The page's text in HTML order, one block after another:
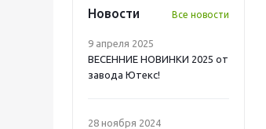
Новости Все новости
9 апреля 2025
ВЕСЕННИЕ НОВИНКИ 2025 от
завода Ютекс!
28 ноября 2024